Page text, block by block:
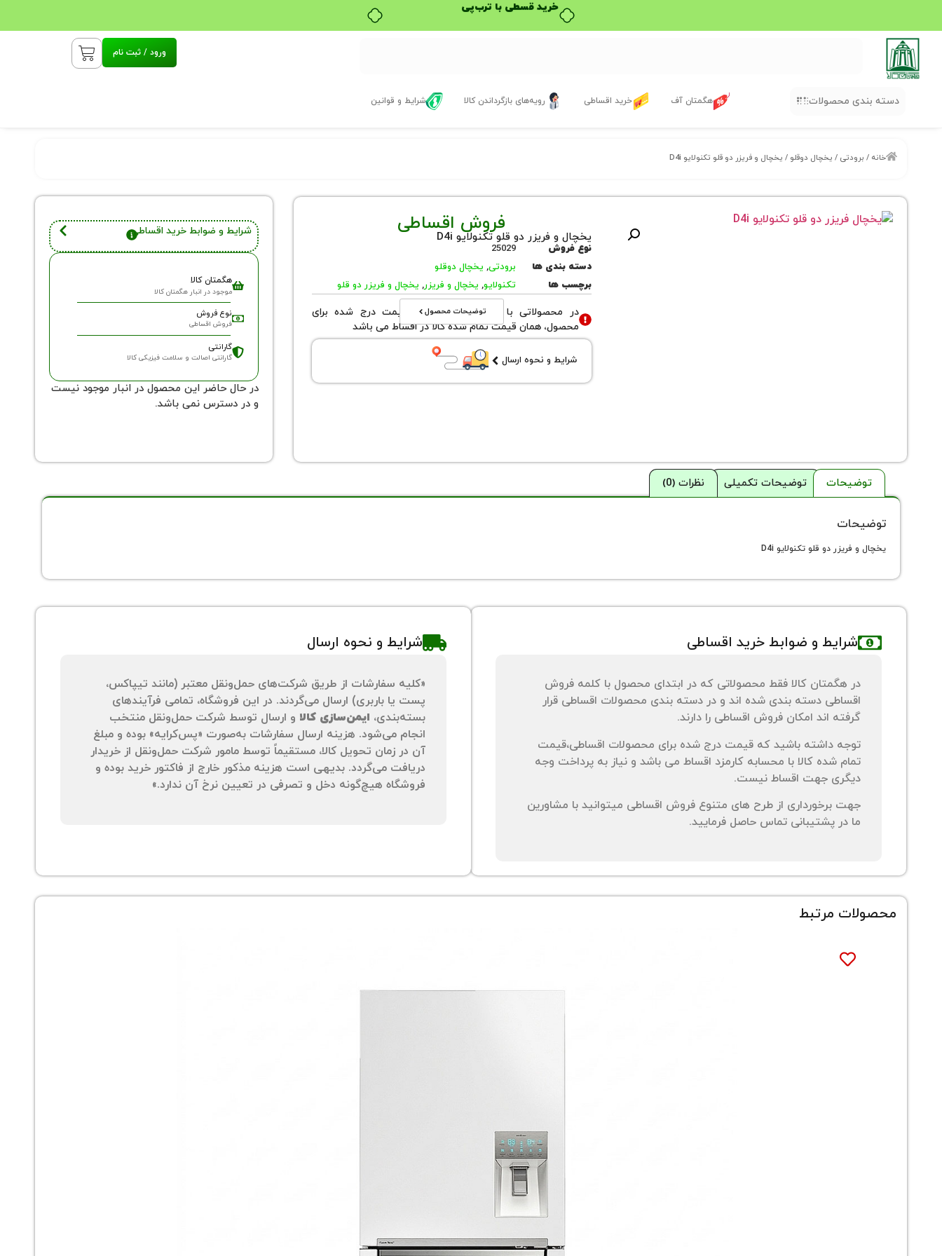
خرید قسطی با ترب‌پی
ورود / ثبت نام
دسته بندی محصولات هگمتان آف خرید اقساطی رویه‌های بازگرداندن کالا شرایط و قوانین
خانه / برودتی / یخچال دوقلو / یخچال و فریزر دو قلو تکنولایو D4i
فروش اقساطی
یخچال و فریزر دو قلو تکنولایو D4i
نوع فروش
25029
دسته بندی ها
برودتی, یخچال دوقلو
برچسب ها
تکنولایو, یخچال و فریزر, یخچال و فریزر دو قلو
توضیحات محصول
در محصولاتی با نوع فروش اقساطی قیمت درج شده برای
محصول، همان قیمت تمام شده کالا در اقساط می باشد
شرایط و نحوه ارسال
شرایط و ضوابط خرید اقساطی
هگمتان کالا
موجود در انبار هگمتان کالا
نوع فروش
فروش اقساطی
گارانتی
گارانتی اصالت و سلامت فیزیکی کالا
در حال حاضر این محصول در انبار موجود نیست
و در دسترس نمی باشد.
توضیحات توضیحات تکمیلی نظرات (0)
توضیحات
یخچال و فریزر دو قلو تکنولایو D4i
شرایط و ضوابط خرید اقساطی
در هگمتان کالا فقط محصولاتی که در ابتدای محصول با کلمه فروش
اقساطی دسته بندی شده اند و در دسته بندی محصولات اقساطی قرار
گرفته اند امکان فروش اقساطی را دارند.
توجه داشته باشید که قیمت درج شده برای محصولات اقساطی،قیمت
تمام شده کالا با محسابه کارمزد اقساط می باشد و نیاز به پرداخت وجه
دیگری جهت اقساط نیست.
جهت برخورداری از طرح های متنوع فروش اقساطی میتوانید با مشاورین
ما در پشتیبانی تماس حاصل فرمایید.
شرایط و نحوه ارسال
«کلیه سفارشات از طریق شرکت‌های حمل‌ونقل معتبر (مانند تیپاکس،
پست یا باربری) ارسال می‌گردند. در این فروشگاه، تمامی فرآیندهای
بسته‌بندی، ایمن‌سازی کالا و ارسال توسط شرکت حمل‌ونقل منتخب
انجام می‌شود. هزینه ارسال سفارشات به‌صورت «پس‌کرایه» بوده و مبلغ
آن در زمان تحویل کالا، مستقیماً توسط مامور شرکت حمل‌ونقل از خریدار
دریافت می‌گردد. بدیهی است هزینه مذکور خارج از فاکتور خرید بوده و
فروشگاه هیچ‌گونه دخل و تصرفی در تعیین نرخ آن ندارد.»
محصولات مرتبط